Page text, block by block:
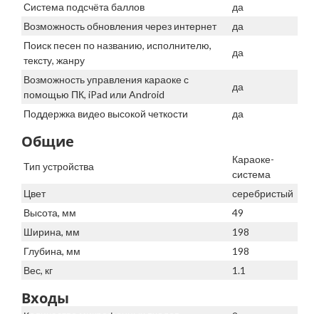
Система подсчёта баллов
да
Возможность обновления через интернет
да
Поиск песен по названию, исполнителю,
тексту, жанру
да
Возможность управления караоке с
помощью ПК, iPad или Android
да
Поддержка видео высокой четкости да
Общие
Тип устройства
Караоке-
система
Цвет
серебристый
Высота, мм
49
Ширина, мм
198
Глубина, мм
198
Вес, кг
1.1
Входы